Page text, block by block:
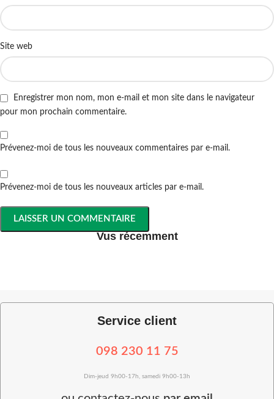
Site web
Enregistrer mon nom, mon e-mail et mon site dans le navigateur
pour mon prochain commentaire.
Prévenez-moi de tous les nouveaux commentaires par e-mail.
Prévenez-moi de tous les nouveaux articles par e-mail.
Vus récemment
Service client
098 230 11 75
Dim-jeud 9h00-17h, samedi 9h00-13h